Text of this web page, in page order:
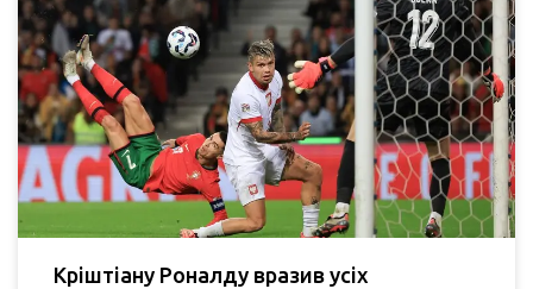
Кріштіану Роналду вразив усіх